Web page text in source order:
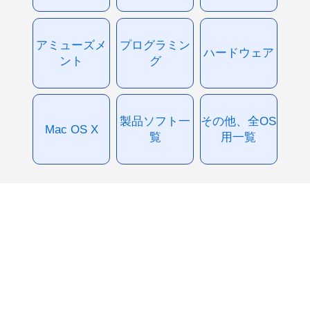
アミューズメ
ント
プログラミン
グ
ハードウェア
Mac OS X
製品ソフト一
覧
その他、全OS
用一覧